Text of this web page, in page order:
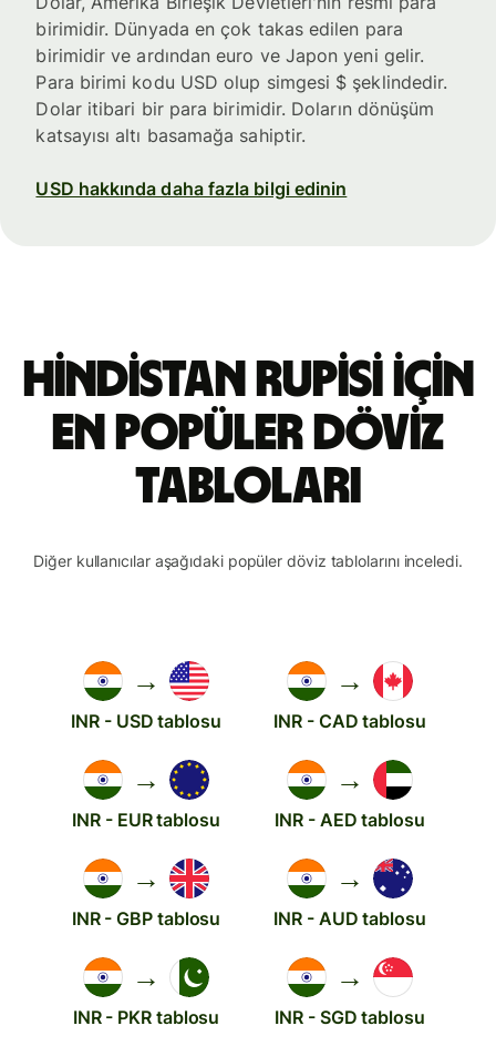
birimidir. Dünyada en çok takas edilen para
birimidir ve ardından euro ve Japon yeni gelir.
Para birimi kodu USD olup simgesi $ şeklindedir.
Dolar itibari bir para birimidir. Doların dönüşüm
katsayısı altı basamağa sahiptir.
USD hakkında daha fazla bilgi edinin
Hindistan rupisi için
en popüler döviz
tabloları
Diğer kullanıcılar aşağıdaki popüler döviz tablolarını inceledi.
→
INR - USD tablosu
→
INR - CAD tablosu
→
INR - EUR tablosu
→
INR - AED tablosu
→
INR - GBP tablosu
→
INR - AUD tablosu
→
INR - PKR tablosu
→
INR - SGD tablosu